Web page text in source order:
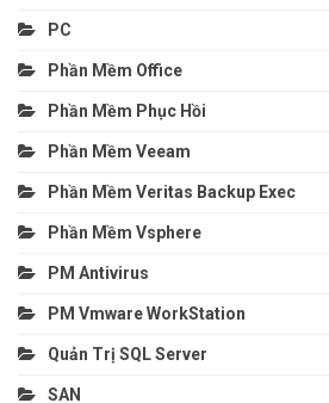
PC
Phần Mềm Office
Phần Mềm Phục Hồi
Phần Mềm Veeam
Phần Mềm Veritas Backup Exec
Phần Mềm Vsphere
PM Antivirus
PM Vmware WorkStation
Quản Trị SQL Server
SAN